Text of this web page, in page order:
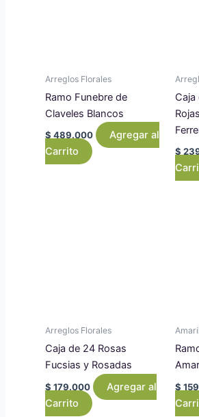
Arreglos Florales
Ramo Funebre de
Claveles Blancos
$ 489.000
Agregar al
Carrito
Caja
$
Arreglos Florales
Caja de 24 Rosas
Fucsias y Rosadas
$ 179.000
Agregar al
Carrito
$